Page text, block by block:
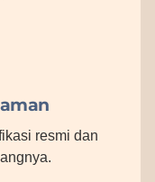
resmi dan